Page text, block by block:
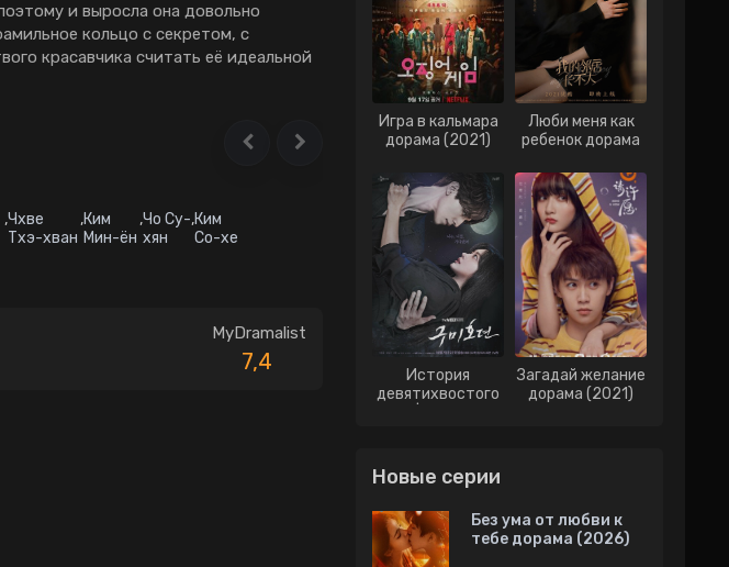
шоу
18+
Филиппинские
Вьетнам
Индонезия
и выросла она довольно
кольцо с секретом, с
красавчика считать её идеальной
,Чхве
Тхэ-хван
,Ким
Мин-ён
,Чо Су-
хян
,Ким
Со-хе
MyDramalist
7,4
Игра в кальмара
дорама (2021)
Люби меня как
ребенок дорама
История
девятихвостого
Загадай желание
дорама (2021)
Новые серии
Без ума от любви к
тебе дорама (2026)